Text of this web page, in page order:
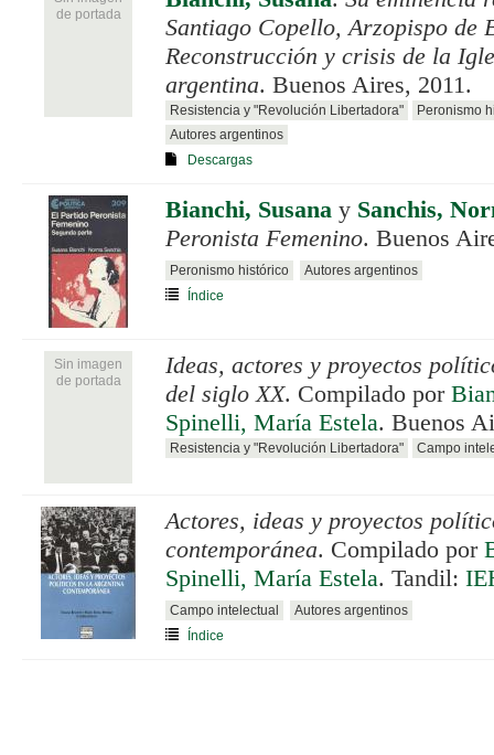
de portada
Santiago Copello, Arzopispo de
Reconstrucción y crisis de la
argentina. Buenos Aires, 2011.
Resistencia y "Revolución Libertadora"
Peronismo
Autores argentinos
Descargas
Bianchi, Susana y Sanchis,
Peronista Femenino. Buenos
Peronismo histórico
Autores argentinos
Índice
Sin imagen
de portada
Ideas, actores y proyectos
del siglo XX. Compilado por
Spinelli, María Estela. Buenos
Resistencia y "Revolución Libertadora" Campo
Actores, ideas y proyectos
contemporánea. Compilado por
Spinelli, María Estela. Tandil:
Campo intelectual
Autores argentinos
Índice